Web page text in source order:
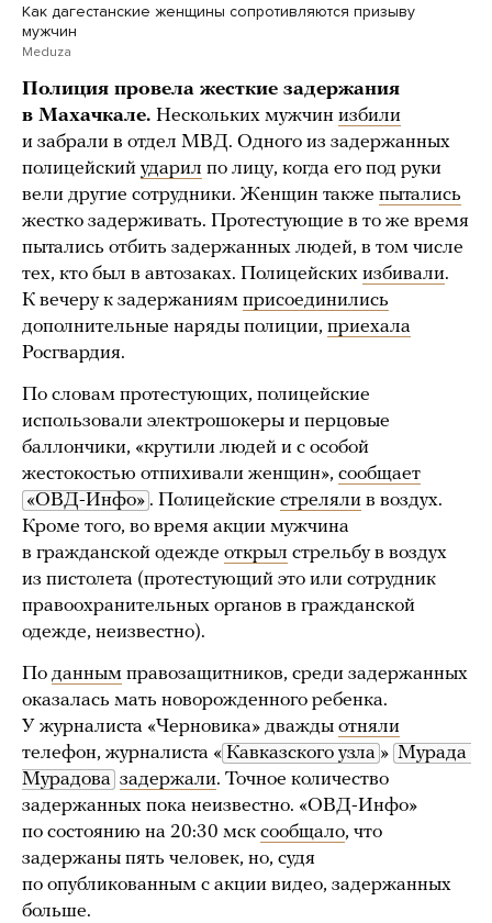
Как дагестанские женщины сопротивляются призыву
мужчин
Meduza
Полиция провела жесткие задержания
в Махачкале. Нескольких мужчин избили
и забрали в отдел МВД. Одного из задержанных
полицейский ударил по лицу, когда его под руки
вели другие сотрудники. Женщин также пытались
жестко задерживать. Протестующие в то же время
пытались отбить задержанных людей, в том числе
тех, кто был в автозаках. Полицейских избивали.
К вечеру к задержаниям присоединились
дополнительные наряды полиции, приехала
Росгвардия.
По словам протестующих, полицейские
использовали электрошокеры и перцовые
баллончики, «крутили людей и с особой
жестокостью отпихивали женщин», сообщает
«ОВД-Инфо» . Полицейские стреляли в воздух.
Кроме того, во время акции мужчина
в гражданской одежде открыл стрельбу в воздух
из пистолета (протестующий это или сотрудник
правоохранительных органов в гражданской
одежде, неизвестно).
По данным правозащитников, среди задержанных
оказалась мать новорожденного ребенка.
У журналиста «Черновика» дважды отняли
телефон, журналиста « Кавказского узла » Мурада
Мурадова задержали. Точное количество
задержанных пока неизвестно. «ОВД-Инфо»
по состоянию на 20:30 мск сообщало, что
задержаны пять человек, но, судя
по опубликованным с акции видео, задержанных
больше.